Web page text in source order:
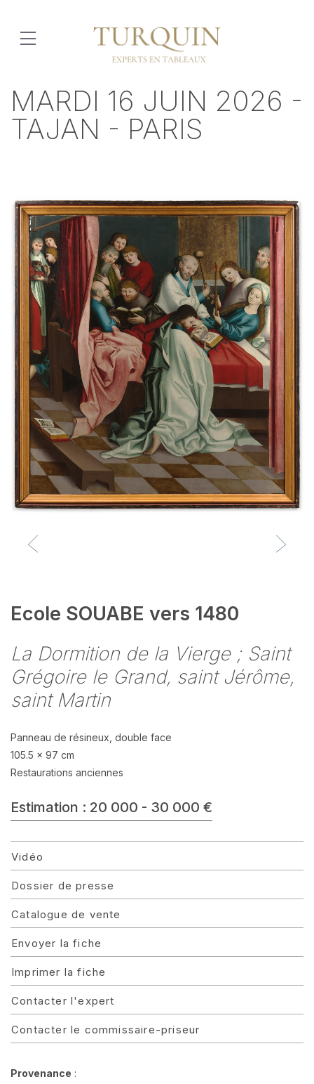
MARDI 16 JUIN 2026 -
TAJAN - PARIS
Ecole SOUABE vers 1480
La Dormition de la Vierge ; Saint
Grégoire le Grand, saint Jérôme,
saint Martin
Panneau de résineux, double face
105.5 x 97 cm
Restaurations anciennes
Estimation : 20 000 - 30 000 €
Vidéo
Dossier de presse
Catalogue de vente
Envoyer la fiche
Imprimer la fiche
Contacter l'expert
Contacter le commissaire-priseur
Provenance :